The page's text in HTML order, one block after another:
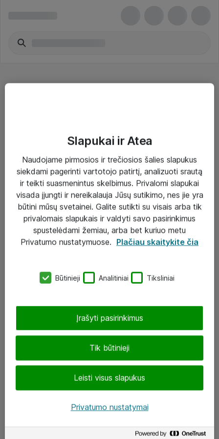
Sprendimai ir paslaugos
Paslaugos
Sprendimai
Įgyvendinti projektai
Atea ekspertų patarimai verslui
UAB „ATEA“
J. Rutkausko g. 6, Vilnius
Atea kontaktai
Aplankykite mus
Slapukai ir Atea
Naudojame pirmosios ir trečiosios šalies slapukus
siekdami pagerinti vartotojo patirtį, analizuoti srautą
ir teikti suasmenintus skelbimus. Privalomi slapukai
visada įjungti ir nereikalauja Jūsų sutikimo, nes jie yra
būtini mūsų svetainei. Galite sutikti su visais arba tik
privalomais slapukais ir valdyti savo pasirinkimus
spustelėdami žemiau, arba bet kuriuo metu
Privatumo nustatymuose. Plačiau skaitykite čia
Būtinieji Analitiniai Tiksliniai
Tik būtinieji
Leisti visus slapukus
Įrašyti pasirinkimus
Privatumo nustatymai